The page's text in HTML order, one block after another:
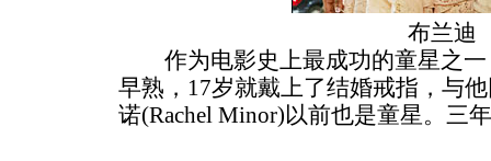
布兰迪
作为电影史上最成功的童星之一
早熟，17岁就戴上了结婚戒指，与
诺(Rachel Minor)以前也是童星。 三